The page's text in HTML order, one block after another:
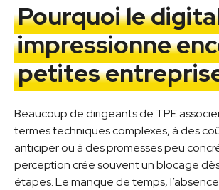
Pourquoi le
impressionne
petites
Beaucoup de dirigeants de TPE
termes techniques complexes, à des
anticiper ou à des promesses peu
perception crée souvent un blocage
étapes. Le manque de temps,